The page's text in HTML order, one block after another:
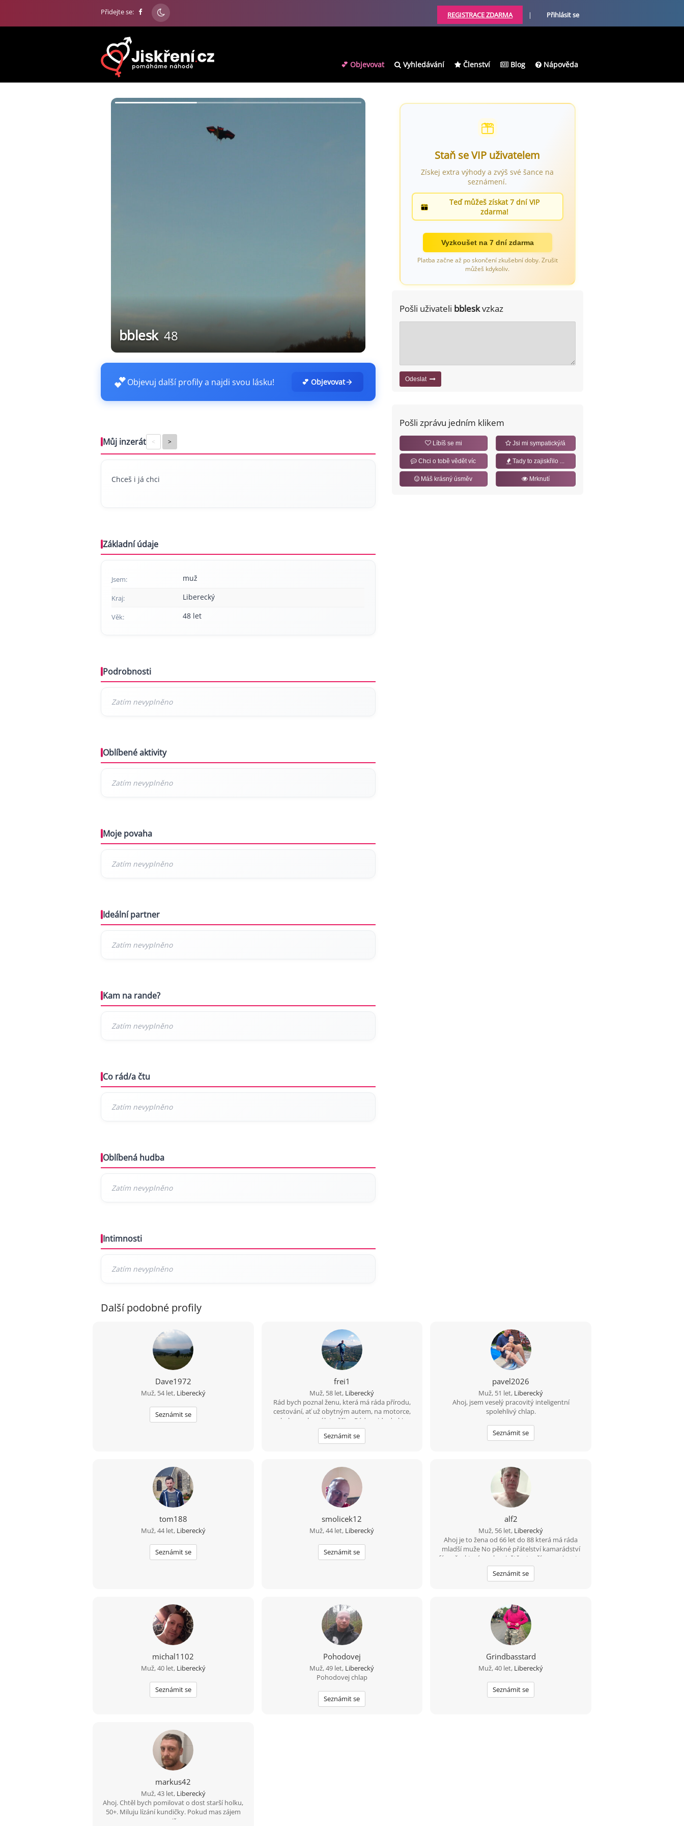
Přidejte se: REGISTRACE ZDARMA | Přihlásit se
💕 Objevovat Vyhledávání Členství Blog Nápověda
bblesk 48
💕Objevuj další profily a najdi svou lásku! 💕 Objevovat
Můj inzerát < >
Chceš i já chci
Základní údaje
Jsem: muž
Kraj: Liberecký
Věk: 48 let
Podrobnosti
Oblíbené aktivity
Moje povaha
Ideální partner
Kam na rande?
Co rád/a čtu
Oblíbená hudba
Intimnosti
Staň se VIP uživatelem
Získej extra výhody a zvýš své šance na
seznámení.
Teď můžeš získat 7 dní VIP
zdarma!
Vyzkoušet na 7 dní zdarma
Platba začne až po skončení zkušební doby. Zrušit
můžeš kdykoliv.
Pošli uživateli bbleskvzkaz
Odeslat
Pošli zprávu jedním klikem
Líbíš se mi Jsi mi sympatický/á
Chci o tobě vědět víc Tady to zajiskřilo ...
Máš krásný úsměv Mrknutí
Další podobné profily
Dave1972
Muž, 54 let, Liberecký
Seznámit se
frei1
Muž, 58 let, Liberecký
Rád bych poznal ženu, která má ráda přírodu,
cestování, ať už obytným autem, na motorce,
na kole a nebo výlet pěšky. Ráda zajde do kina.
Nebo na dovolenou k moři. Možností je mnoho.
Seznámit se
pavel2026
Muž, 51 let, Liberecký
Ahoj, jsem veselý pracovitý inteligentní
spolehlivý chlap.
Seznámit se
tom188
Muž, 44 let, Liberecký
Seznámit se
smolicek12
Muž, 44 let, Liberecký
Seznámit se
alf2
Muž, 56 let, Liberecký
Ahoj je to žena od 66 let do 88 která má ráda
mladší muže No pěkné přátelství kamarádství
férově a která se chce ještě a touží se spojovat v
jedno tělo mně je 56 nejlépe Jablonec a okolí
blízké
Seznámit se
michal1102
Muž, 40 let, Liberecký
Seznámit se
Pohodovej
Muž, 49 let, Liberecký
Pohodovej chlap
Seznámit se
Grindbasstard
Muž, 40 let, Liberecký
Seznámit se
markus42
Muž, 43 let, Liberecký
Ahoj. Chtěl bych pomilovat o dost starší holku,
50+. Miluju lízání kundičky. Pokud mas zájem
piš.